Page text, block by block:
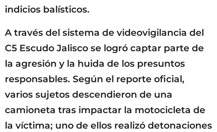
indicios balísticos.
A través del sistema de videovigilancia del
C5 Escudo Jalisco se logró captar parte de
la agresión y la huida de los presuntos
responsables. Según el reporte oficial,
varios sujetos descendieron de una
camioneta tras impactar la motocicleta de
la víctima; uno de ellos realizó detonaciones